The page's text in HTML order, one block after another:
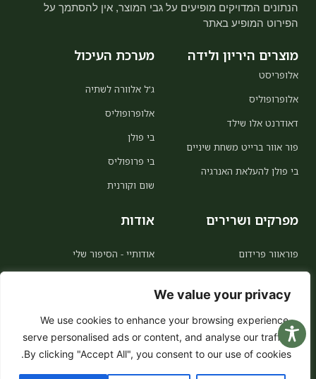
We value your privacy
We use cookies to enhance your browsing experience,
serve personalised ads or content, and analyse our traffic.
By clicking "Accept All", you consent to our use of cookies.
הנתונים המדויקים מופיעים על גבי המוצר, אין להסתמך על
הפירוט המופיע באתר
מוצרים היריון ולידה
אלופריסט
אלופרופוליס
דאודרנט אלו שילד
פור אוור ברייט משחת שיניים
בי פולן להעלאת האנרגיה
מערכת העיכול
ג'ל אלוורה לשתיה
אלופרופוליס
בי פולן
בי פרופוליס
שום וקורנית
מפרקים ושרירים
פוראוור פרידום
אלו קולינג
ויטמין סי
אודות
אודותיי - הסיפור שלי
לקוח מועדף 5% הנחה לכל החיים
הצהרת נגישות
מדיניות פרטיות